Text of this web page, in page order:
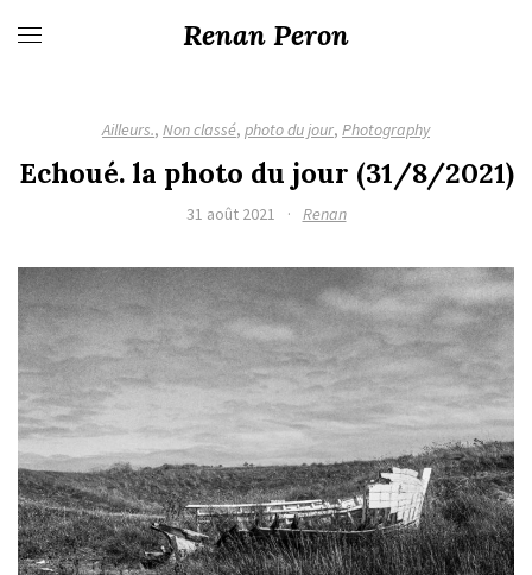
Renan Peron
Ailleurs., Non classé, photo du jour, Photography
Echoué. la photo du jour (31/8/2021)
31 août 2021 · Renan